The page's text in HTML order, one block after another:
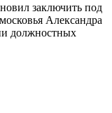
заключить под
Александра
должностных